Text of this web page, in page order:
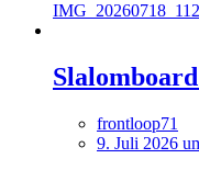
frontloop71
9. Juli 2026